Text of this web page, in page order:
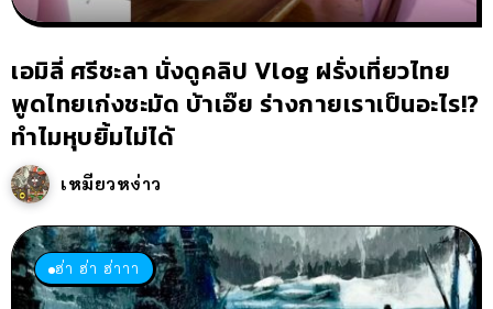
เอมิลี่ ศรีชะลา นั่งดูคลิป Vlog ฝรั่งเที่ยวไทย
พูดไทยเก่งชะมัด บ้าเอ๊ย ร่างกายเราเป็นอะไร!?
ทำไมหุบยิ้มไม่ได้
เหมียวหง่าว
ฮ่า ฮ่า ฮ่าาา